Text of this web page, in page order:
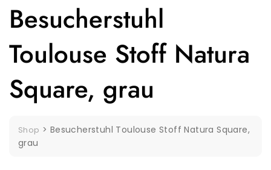
Besucherstuhl
Toulouse Stoff Natura
Square, grau
Shop > Besucherstuhl Toulouse Stoff Natura Square,
grau